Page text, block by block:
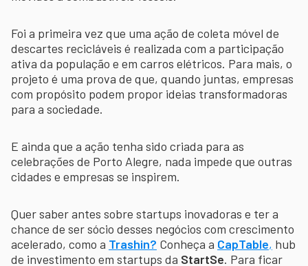
Foi a primeira vez que uma ação de coleta móvel de
descartes recicláveis é realizada com a participação
ativa da população e em carros elétricos. Para mais, o
projeto é uma prova de que, quando juntas, empresas
com propósito podem propor ideias transformadoras
para a sociedade.
E ainda que a ação tenha sido criada para as
celebrações de Porto Alegre, nada impede que outras
cidades e empresas se inspirem.
Quer saber antes sobre startups inovadoras e ter a
chance de ser sócio desses negócios com crescimento
acelerado, como a Trashin? Conheça a CapTable, hub
de investimento em startups da StartSe. Para ficar